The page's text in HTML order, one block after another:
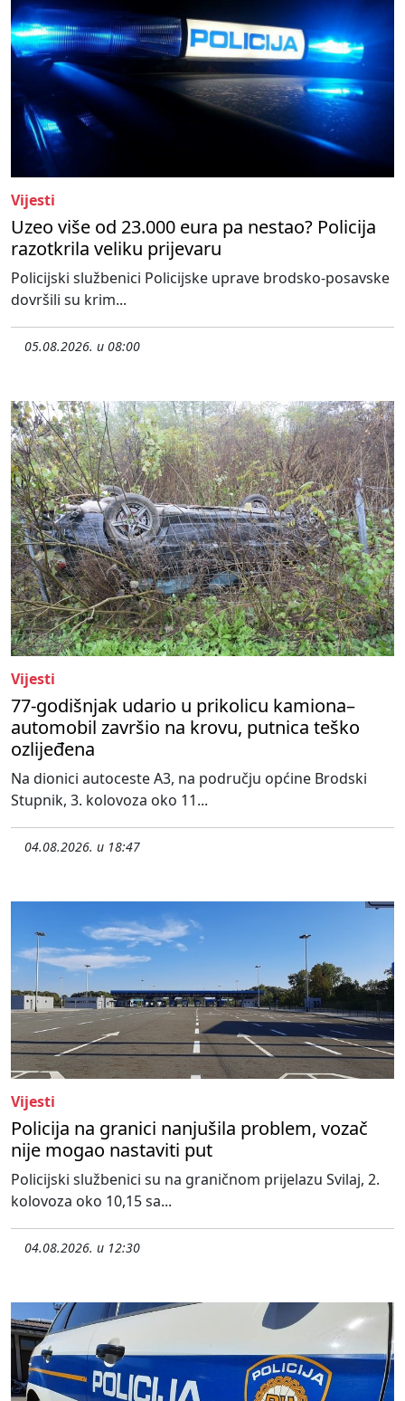
Vijesti
Uzeo više od 23.000 eura pa nestao? Policija
razotkrila veliku prijevaru
Policijski službenici Policijske uprave brodsko-posavske
dovršili su krim...
05.08.2026. u 08:00
Vijesti
77-godišnjak udario u prikolicu kamiona–
automobil završio na krovu, putnica teško
ozlijeđena
Na dionici autoceste A3, na području općine Brodski
Stupnik, 3. kolovoza oko 11...
04.08.2026. u 18:47
Vijesti
Policija na granici nanjušila problem, vozač
nije mogao nastaviti put
Policijski službenici su na graničnom prijelazu Svilaj, 2.
kolovoza oko 10,15 sa...
04.08.2026. u 12:30